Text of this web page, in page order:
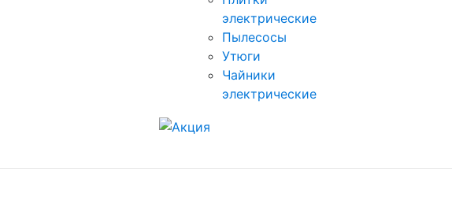
электрические
Пылесосы
Утюги
Чайники
электрические